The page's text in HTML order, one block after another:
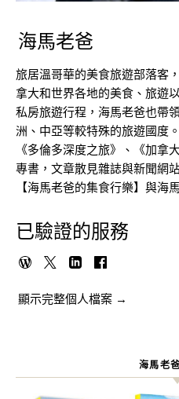
海馬老爸
旅居溫哥華的美食旅遊部落客
拿大和世界各地的美食、旅遊
私房旅遊行程，海馬老爸也帶
洲、中亞等較特殊的旅遊國度
《多倫多深度之旅》、《加拿
專書，文章散見雜誌與新聞網
【海馬老爸的集食行樂】與海
已驗證的服務
顯示完整個人檔案 →
海馬老